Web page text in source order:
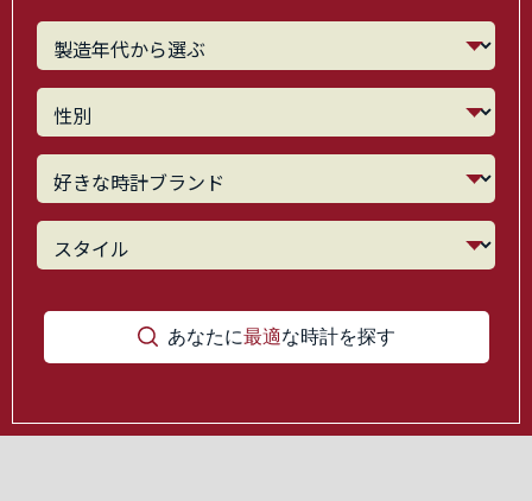
あなたに最適な時計を探す